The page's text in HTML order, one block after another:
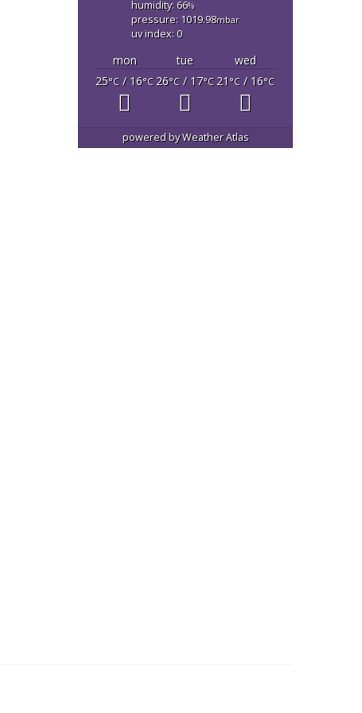
humidity: 66%
pressure: 1019.98mbar
uv index: 0
mon tue
wed
25°C / 16°C 26°C / 17°C 21°C / 16°C
powered byWeather Atlas